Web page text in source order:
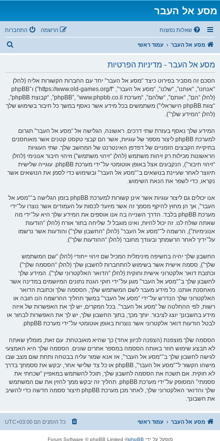
מסע אל העבר
שאלות נפוצות התחברות הרשמה
מסע אל העבר עמוד ראשי
מסע אל העבר - מדיניות הפרטיות
הסכם זה מסביר בפירוט כיצד “מסע אל העבר” יחד עם החברות הקשורות אליה (להלן
“אנחנו”, “אותנו”, “שלנו”, “מסע אל העבר”, “https://www.old-games.org/f”) ו־phpBB
(להלן “הם”, “אותם”, “שלהם”, “מערכת phpBB”, “www.phpbb.co.il”, “קבוצת phpBB”,
“צוות phpBB הישראלי”) משתמשים בכל מידע אשר נאסף במשך כל חיבור בשימוש שלך
(להלן “המידע שלך”).
המידע שלך נאסף בעזרת שתי דרכים. ראשונה, הגלישה אל “מסע אל העבר” תגרום
למערכת phpBB ליצור מספר של עוגיות, אשר הם קבצי טקסט קטנים אשר מאוחסנים
בתיקיית הקבצים הזמניים של דפדפן האינטרנט של המחשב שלך. שתי העוגיות
הראשונות מכילות רק זיהות משתמש (להלן “זיהוי משתמש”) וזיהוי חיבור אנונימי (להלן
“זיהוי חיבור”), הנקבעים אצל באופן אוטומטי על־ידי מערכת phpBB. עוגייה שלישית
תיווצר לאחר שעיינת בנושאים ב־“מסע אל העבר” ובשימוש כדי לסמן את הנושאים אשר
נקראו, כדי לשפר את הנאת השימוש.
אנו יכולים גם ליצור עוגיות אשר אינן קשורות למערכת phpBB בזמן הגלישה ב־“מסע אל
העבר”, אך הן מחוץ להיקף מסמך זה אשר מיועד לכסות על העמודים אשר נוצרו על־ידי
מערכת phpBB בלבד. הדרך השנייה בה אנו אוספים את המידע שלך היא על־ידי מה
שאתה שולח לנו. זה יכול להיות, ואינו מוגבל ל: שליחה בתור אורח (להלן “הודעות
אנונימיות”), הרשמה ל־“מסע אל העבר” (להלן “החשבון שלך”) והודעות אשר נרשמו
על־ידיך לאחר הרשמתך ובעודך מחובר (להלן “ההודעות שלך”).
החשבון שלך יהיה בחשיפה מינימלית המכיל שם זיהוי ייחודי (להלן “שם המשתמש
שלך”), ססמה אישית אשר בשימוש להתחברות לחשבון שלך (להלן “הססמה שלך”)
וכתובת דואר אלקטרוני אישית וחוקית (להלן “הדואר האלקטרוני שלך”). המידע שלך
לחשבון שלך ב־“מסע אל העבר” מוגן על־ידי חוקי הגנת נתונים המיושמים במדינה אשר
מאחסנת אותנו. כל מידע מעבר לשם המשתמש שלך, הססמה שלך וכתובת הדואר
האלקטרוני שלך הנדרש על־ידי “מסע אל העבר” במשך תהליך ההרשמה הנו חובה או
רשות, לפי ההחלטה של “מסע אל העבר”. בכל המקרים, יש לך את האפשרות של איזה
מידע בחשבונך יוצג לציבור. יותך מכך, בתוך החשבון שלך, יש לך את האפשרות לבחור או
לבטל הודעות דואר אלקטרוני אשר נוצרות באופן אוטומטי על־ידי מערכת phpBB.
הססמה שלך מוצפנת (הצפנה לכיוון אחד) כך שהיא מאובטחת. עם זאת, מומלץ שאתה
לא תבצע שימוש חוזר באותה הססמה במספר אתרים שונים. הססמה שלך היא האמצעי
לגישה לחשבון שלך ב־“מסע אל העבר”, אז אנא שמור עליה בבטחה ותחת שום מצב שבו
מישהו הקשור ל־“מסע אל העבר”, phpBB או כל צד שלישי אחר, יבקש את ססמתך בדרך
לא חוקית. אם תשכח את הססמה לחשבון שלך, תוכל להשתמש במאפיין “שכחתי את
ססמתי” המסופק על־ידי מערכת phpBB. תהליך זה יבקש ממך להזין את שם המשתמש
שלך והדואר האלקטרוני שלך, לאחר מכן מערכת phpBB תיצור ססמה חדשה כדי להשיב
את חשבונך.
מסע אל העבר עמוד ראשי כל הזמנים הם UTC+03:00
מופעל על ידי phpBB
® Forum Software © phpBB Limited